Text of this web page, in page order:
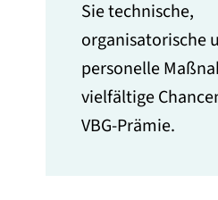
Sie technische,
organisatorische
personelle
vielfältige
VBG-Prämie.